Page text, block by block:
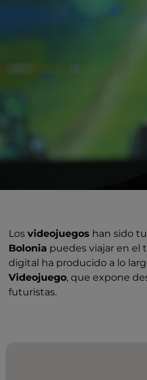
Los videojuegos han sido
Bolonia puedes viajar en el
digital ha producido a lo
Videojuego, que expone
futuristas.